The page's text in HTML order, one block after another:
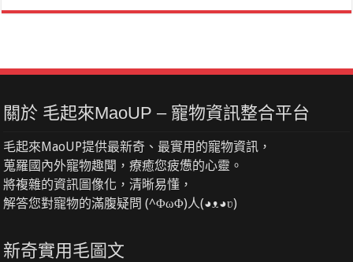
關於 毛起來MaoUP – 寵物資訊整合平台
毛起來MaoUP提供最新奇、最實用的寵物資訊，
蒐羅國內外寵物趣聞，療癒您疲憊的心靈。
將複雜的資訊圖像化，清晰易懂，
解答您對寵物的滿腹疑問 (^ΦωΦ)人(◕ᴥ◕ʋ)
新奇實用毛圖文